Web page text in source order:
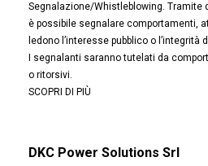
Segnalazione/Whistleblowing. Tramite
è possibile segnalare comportamenti,
ledono l’interesse pubblico o l’integrità
I segnalanti saranno tutelati da
o ritorsivi.
SCOPRI DI PIÙ
DKC Power Solutions Srl